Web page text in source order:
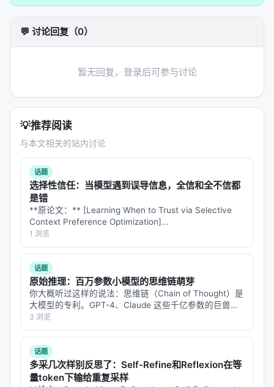
推理策略：单轮检索、迭代检索、并行子查询、早停
Hybrid Hierarchical Retrieval for Open-Domain
Question Answering, Jul 2023, ACL 2023
实验与评估部分（若原文为综述则为覆盖的基准与趋
数据集 ：MS MARCO、BEIR、Natural
指标：nDCG@10、MRR、Recall@k、Hit@k、人
类偏好、任务成功率、延迟与 token 成本；
对比基线 ：BM25、稠密检索、交叉编码器重排、
无检索 LLM、商业搜索 API；
消融
据规模）对最终质量的贡献。
具体数值结果需以原文表格为准；本报告基于摘要与
公开元数据归纳实验设计逻辑，建议在引用定量结论
时核对 PDF 原文。
主要结论与洞察
对 Search / Rec / Personalization 领域的启示： 1.
架构：级联检索+重排+生成仍为主流，但 agentic 范
💬 讨论回复（0）
暂无回复，登录后可参与讨论
💡推荐阅读
与本文相关的站内讨论
话题
选择性信任：当模型遇到误导信息，全信和全不信都
是错
**原论文：** [Learning When to Trust via Selective
Context Preference Optimization]
(https://arxiv.org/abs/2608.06377) **作者：…
1 浏览
话题
原始推理：百万参数小模型的思维链萌芽
你大概听过这样的说法：思维链（Chain of Thought）是
大模型的专利。GPT-4、Claude 这些千亿参数的巨兽，
才能在回答之前"想一想"，把问题拆成几步，一步步推过
去。小模型？小模型只会直接吐答案，不会想。 但
Eduard…
3 浏览
话题
多采几次样别反思了：Self-Refine和Reflexion在等
量token下输给重复采样